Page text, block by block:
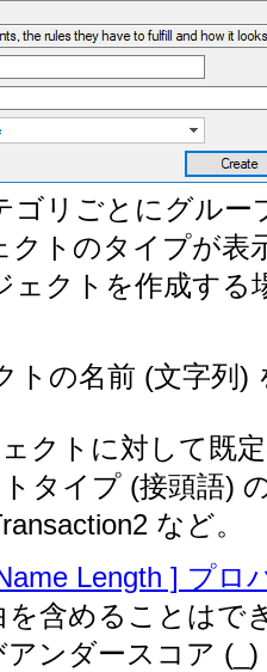
ゴリごとにグル
クトのタイプが表
ェクトを作成する
トの名前 (文字列)
クトに対して既
タイプ (接頭語)
など。
Length ] プロ
を含めることはで
ンダースコア